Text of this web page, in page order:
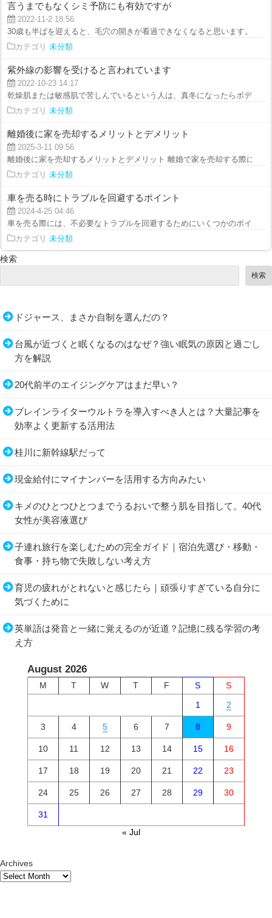
言うまでもなくシミ予防にも有効ですが
2022-11-2 18:56
30歳も半ばを迎えると、毛穴の開きが看過できなくなると思います。ビタ
カテゴリ 未分類
紫外線の影響を受けると言われています
2022-10-23 14:17
乾燥肌または敏感肌で苦しんでいるという人は、真冬になったらボディソ
カテゴリ 未分類
離婚後に家を売却するメリットとデメリット
2025-3-11 09:56
離婚後に家を売却するメリットとデメリット 離婚で家を売却する際に検
カテゴリ 未分類
車を売る時にトラブルを回避するポイント
2024-4-25 04:46
車を売る際には、不必要なトラブルを回避するためにいくつかのポイント
カテゴリ 未分類
検索
検索
ドジャース、まさか自制を選んだの？
台風が近づくと眠くなるのはなぜ？強い眠気の原因と過ごし
方を解説
20代前半のエイジングケアはまだ早い？
ブレインライターウルトラを導入すべき人とは？大量記事を
効率よく更新する活用法
桂川に新幹線駅だって
現金給付にマイナンバーを活用する方向みたい
キメのひとつひとつまでうるおいで整う肌を目指して。40代
女性が美容液選び
子連れ旅行を楽しむための完全ガイド｜宿泊先選び・移動・
食事・持ち物で失敗しない考え方
育児の疲れがとれないと感じたら｜頑張りすぎている自分に
気づくために
英単語は発音と一緒に覚えるのが近道？記憶に残る学習の考
え方
August 2026
M T W T F S
S
1
2
3 4 5 6 7 8 9
10 11 12 13 14 15 16
17 18 19 20 21 22 23
24 25 26 27 28 29 30
31
« Jul
Archives